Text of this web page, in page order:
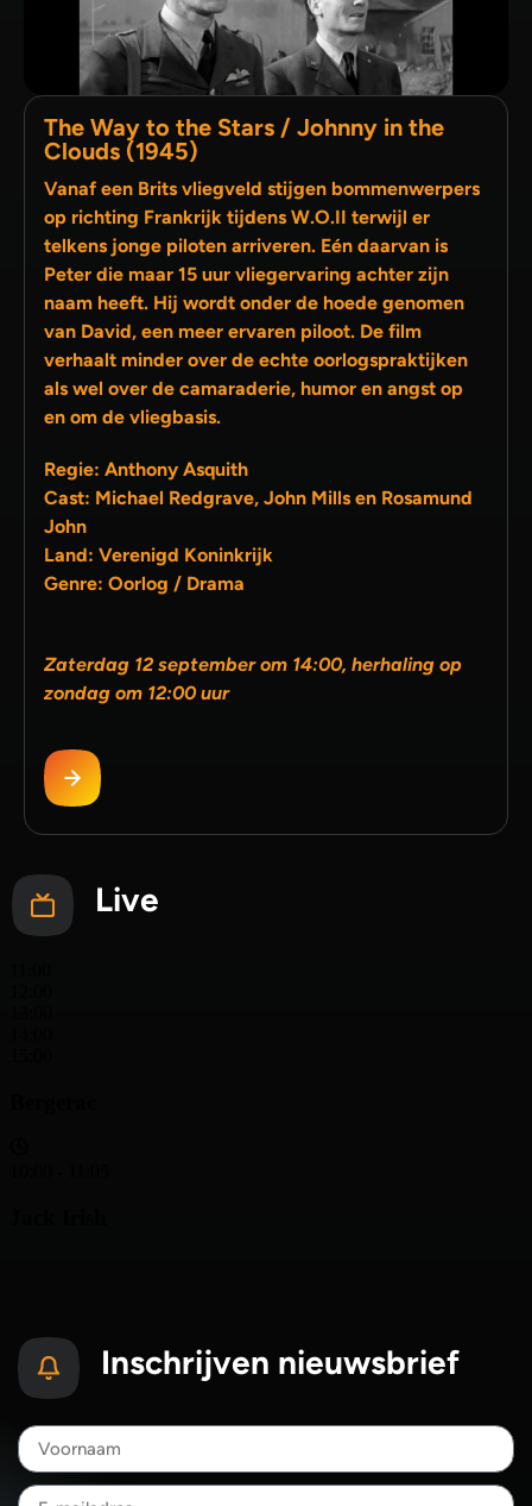
The Way to the Stars / Johnny in the
Clouds (1945)
Vanaf een Brits vliegveld stijgen bommenwerpers
op richting Frankrijk tijdens W.O.II terwijl er
telkens jonge piloten arriveren. Eén daarvan is
Peter die maar 15 uur vliegervaring achter zijn
naam heeft. Hij wordt onder de hoede genomen
van David, een meer ervaren piloot. De film
verhaalt minder over de echte oorlogspraktijken
als wel over de camaraderie, humor en angst op
en om de vliegbasis.
Regie: Anthony Asquith
Cast: Michael Redgrave, John Mills en Rosamund
John
Land: Verenigd Koninkrijk
Genre: Oorlog / Drama
Zaterdag 12 september om 14:00, herhaling op
zondag om 12:00 uur
Live
Inschrijven nieuwsbrief